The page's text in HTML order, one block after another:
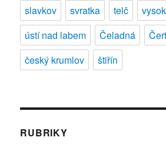
slavkov
svratka telč
ústí nad labem
Čeladná
český krumlov
štiřín
RUBRIKY